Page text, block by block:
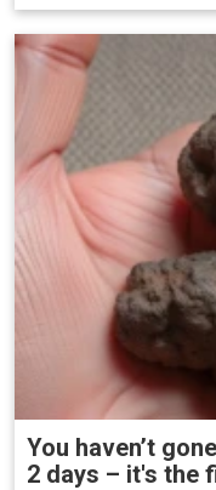
You haven’t
2 days – it's the